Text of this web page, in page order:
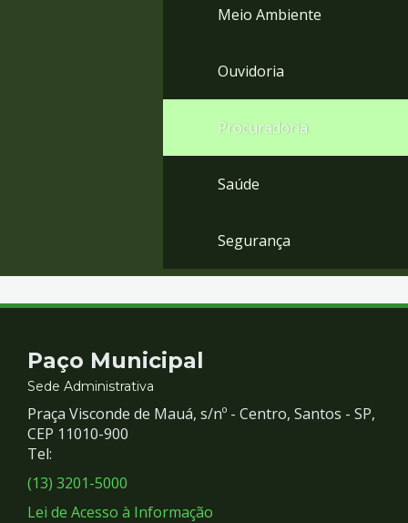
Meio Ambiente
Ouvidoria
Procuradoria
Saúde
Segurança
Contato
e
Redes
Sociais
Paço Municipal
Sede Administrativa
Praça Visconde de Mauá, s/nº - Centro, Santos - SP,
CEP 11010-900
Tel:
(13) 3201-5000
Lei de Acesso à Informação